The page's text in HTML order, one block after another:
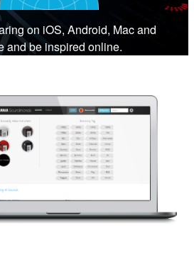
on iOS, Android, Mac and
and be inspired online.